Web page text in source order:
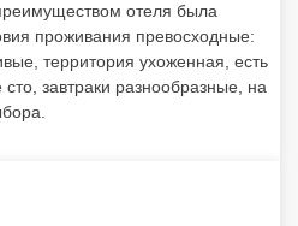
отеля была
проживания превосходные:
территория ухоженная, есть
завтраки разнообразные, на